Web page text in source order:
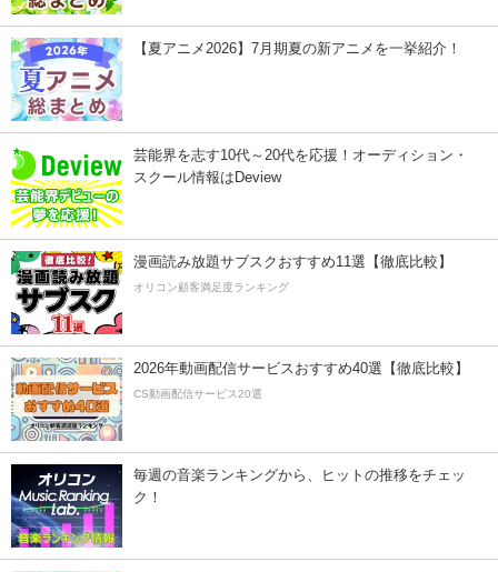
【夏アニメ2026】7月期夏の新アニメを一挙紹介！
芸能界を志す10代～20代を応援！オーディション・
スクール情報はDeview
漫画読み放題サブスクおすすめ11選【徹底比較】
オリコン顧客満足度ランキング
2026年動画配信サービスおすすめ40選【徹底比較】
CS動画配信サービス20選
毎週の音楽ランキングから、ヒットの推移をチェッ
ク！